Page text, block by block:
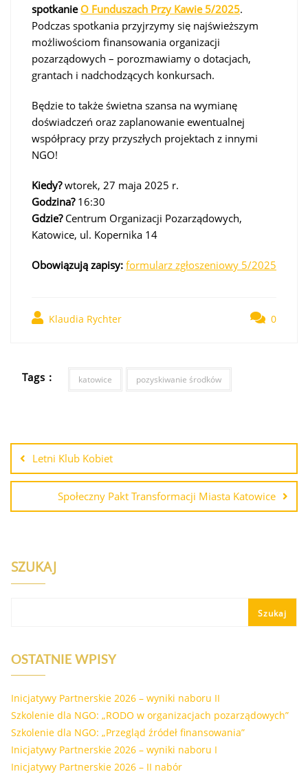
spotkanie O Funduszach Przy Kawie 5/2025.
Podczas spotkania przyjrzymy się najświeższym
możliwościom finansowania organizacji
pozarządowych – porozmawiamy o dotacjach,
grantach i nadchodzących konkursach.
Będzie to także świetna szansa na wymianę
doświadczeń oraz zaplanowanie ewentualnej
współpracy przy przyszłych projektach z innymi
NGO!
Kiedy?wtorek, 27 maja 2025 r.
Godzina?16:30
Gdzie?Centrum Organizacji Pozarządowych,
Katowice, ul. Kopernika 14
Obowiązują zapisy: formularz zgłoszeniowy 5/2025
Klaudia Rychter 0
Tags : katowice pozyskiwanie środków
Letni Klub Kobiet
Społeczny Pakt Transformacji Miasta Katowice
SZUKAJ
Szukaj
OSTATNIE WPISY
Inicjatywy Partnerskie 2026 – wyniki naboru II
Szkolenie dla NGO: „RODO w organizacjach pozarządowych”
Szkolenie dla NGO: „Przegląd źródeł finansowania”
Inicjatywy Partnerskie 2026 – wyniki naboru I
Inicjatywy Partnerskie 2026 – II nabór